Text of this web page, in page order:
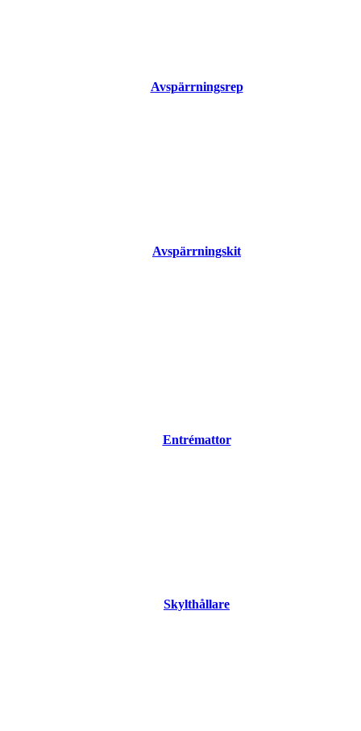
Avspärrningsrep
Avspärrningskit
Entrémattor
Skylthållare